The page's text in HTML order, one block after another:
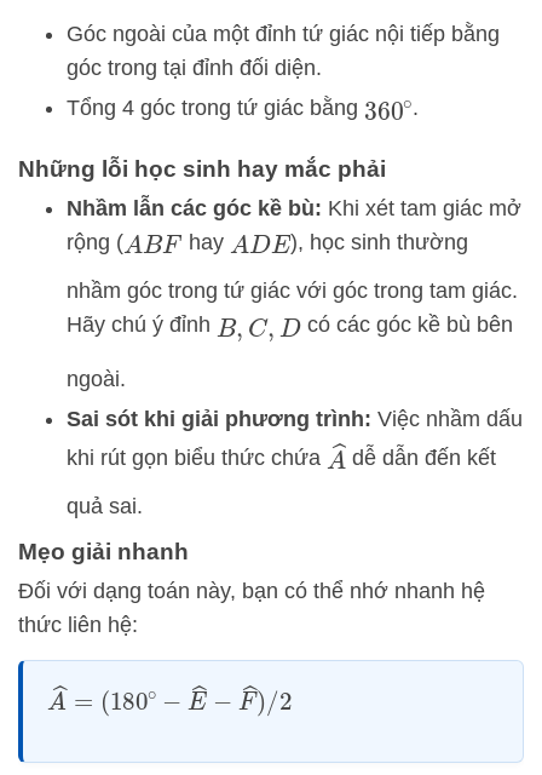
Góc ngoài của một đỉnh tứ giác nội tiếp bằng
góc trong tại đỉnh đối diện.
Tổng 4 góc trong tứ giác bằng 360∘.
Những lỗi học sinh hay mắc phải
Nhầm lẫn các góc kề bù: Khi xét tam giác mở
rộng (ABF hay ADE ), học sinh thường
nhầm góc trong tứ giác với góc trong tam giác.
Hãy chú ý đỉnh B, C,D có các góc kề bù bên
ngoài.
Sai sót khi giải phương trình: Việc nhầm dấu
khi rút gọn biểu thức chứa A^dễ dẫn đến kết
quả sai.
Mẹo giải nhanh
Đối với dạng toán này, bạn có thể nhớ nhanh hệ
thức liên hệ:
A^= 180∘ −E^ −F ^)/ 2